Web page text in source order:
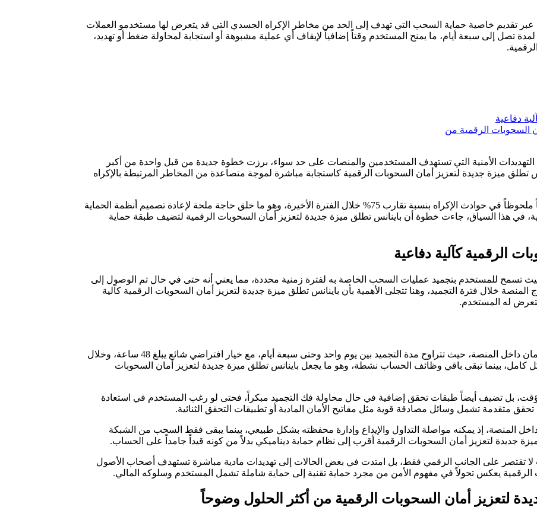
عبر تقديم خاصية حماية السحب التي تهدف إلى الحد من مخاطر الإكراه الجسدي التي قد يتعرض لها مستخدمو العملات
تصل إلى سبعة أيام، ما يمنح المستخدم وقتاً إضافياً لإيقاف أي عملية مشبوهة أو استجابة لمحاولة ضغط أو تهديد،
دفاعية
السحوبات الرقمية من
الأمنية التي تستهدف المستخدمين والمنصات على حد سواء، برزت خطوة جديدة من قبل واحدة من أكبر
ميزة جديدة لتعزيز أمان السحوبات الرقمية كاستجابة مباشرة لموجة متصاعدة من المخاطر المرتبطة بالإكراه
وتشير التقديرات الحديثة إلى أن قطاع العملات الرقمية يشهد ارتفاعاً ملحوظاً في حوادث الإكراه بنسبة تقارب 75% خلال الفترة الأخيرة، وهو ما خلق حاجة ملحة لإعادة تصميم أنظمة الحماية
في هذا السياق، جاءت خطوة أن باينانس تطلق ميزة جديدة لتعزيز أمان السحوبات الرقمية لتضيف طبقة حماية
الرقمية كآلية دفاعية
تسمح للمستخدم بتجميد عمليات السحب الخاصة به لفترة زمنية محددة، مما يعني أنه حتى في حال تم الوصول إلى
خلال فترة التجميد، وهنا تتجلى الأهمية بأن باينانس تطلق ميزة جديدة لتعزيز أمان السحوبات الرقمية كآلية
له المستخدم.
يمكن للمستخدمين تفعيل هذه الخاصية بسهولة من خلال إعدادات الأمان داخل المنصة، حيث تتراوح مدة التجميد بين يوم واحد وحتى سبعة أيام، مع خيار افتراضي شائع يبلغ 48 ساعة، وخلال
كامل، بينما تبقى باقي وظائف الحساب نشطة، وهو ما يجعل باينانس تطلق ميزة جديدة لتعزيز أمان السحوبات
بل تضيف أيضاً طبقات تحقق إضافية في حال محاولة فك التجميد مبكراً، فحتى لو رغب المستخدم في استعادة
تحقق متقدمة تشمل وسائل مصادقة قوية مثل مفاتيح الأمان المادية أو تطبيقات التحقق الثنائية.
المنصة، إذ يمكنه مواصلة التداول والإيداع وإدارة محفظته بشكل طبيعي، بينما يبقى فقط السحب من الشبكة
جديدة لتعزيز أمان السحوبات الرقمية أقرب إلى نظام حماية ديناميكي بدلاً من كونه قيداً جامداً على الحساب.
تقتصر على الجانب الرقمي فقط، بل امتدت في بعض الحالات إلى تهديدات مادية مباشرة تستهدف أصحاب الأصول
الرقمية يعكس تحولاً في مفهوم الأمن من مجرد حماية تقنية إلى حماية شاملة تشمل المستخدم وسلوكه المالي.
لتعزيز أمان السحوبات الرقمية من أكثر الحلول وضوحاً